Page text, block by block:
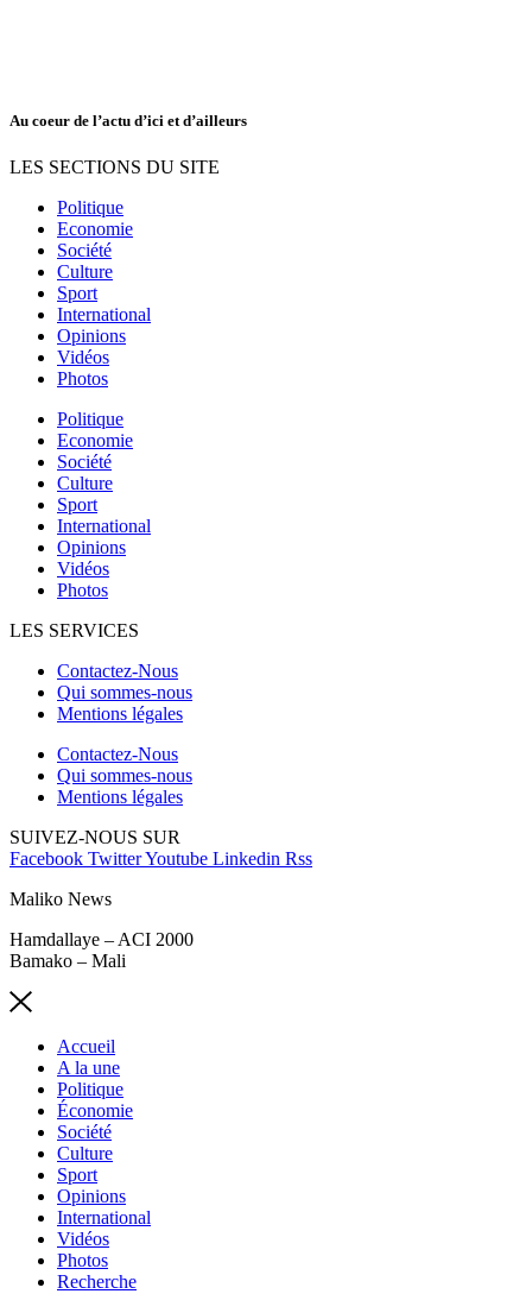
Au coeur de l’actu d’ici et d’ailleurs
LES SECTIONS DU SITE
Politique
Economie
Société
Culture
Sport
International
Opinions
Vidéos
Photos
Politique
Economie
Société
Culture
Sport
International
Opinions
Vidéos
Photos
LES SERVICES
Contactez-Nous
Qui sommes-nous
Mentions légales
Contactez-Nous
Qui sommes-nous
Mentions légales
SUIVEZ-NOUS SUR
Facebook TwitterYoutube Linkedin Rss
Maliko News
Hamdallaye – ACI 2000
Bamako – Mali
Accueil
A la une
Politique
Économie
Société
Culture
Sport
Opinions
International
Vidéos
Photos
Recherche